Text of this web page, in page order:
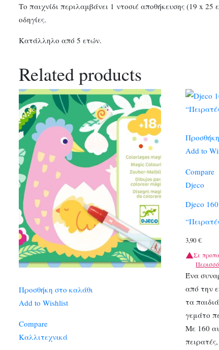
Το παιχνίδι περιλαμβάνει 1 ντοσιέ αποθήκευσης (19 x
οδηγίες.
Κατάλληλο από 5 ετών.
Related products
Προσθήκη στο καλάθι
Add to Wishlist
Compare
Καλλιτεχνικά
Add to
Compare
Djeco
Djeco
3,90€
Σε
Ένα
από την
τα
γεμάτο
Με 160